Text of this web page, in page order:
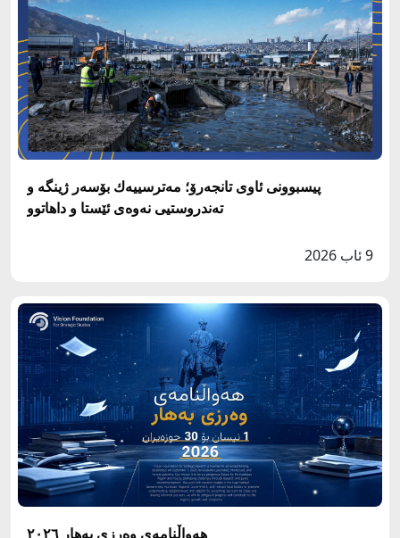
پيسبوونى ئاوى تانجه‌رۆ؛ مه‌ترسييه‌ك بۆسه‌ر ژينگه‌ و
ته‌ندروستيى نه‌وه‌ى ئێستا و داهاتوو
9 ئاب 2026
هەواڵنامەی وەرزی بەهار ٢٠٢٦